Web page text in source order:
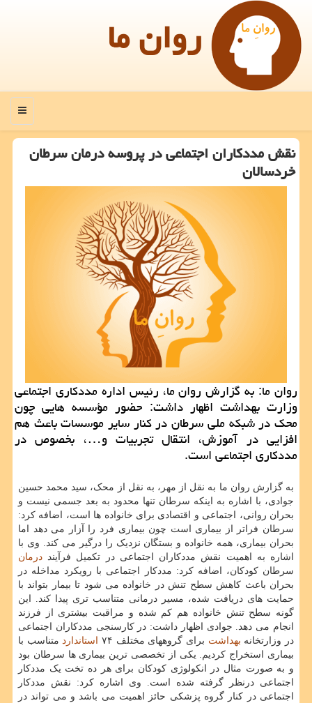
روان ما
منو
نقش مددکاران اجتماعی در پروسه درمان سرطان
خردسالان
روان ما: به گزارش روان ما، رئیس اداره مددکاری اجتماعی
وزارت بهداشت اظهار داشت: حضور مؤسسه هایی چون
محک در شبکه ملی سرطان در کنار سایر موسسات باعث هم
افزایی در آموزش، انتقال تجربیات و…، بخصوص در
مددکاری اجتماعی است.
به گزارش روان ما به نقل از مهر، به نقل از محک، سید محمد حسین
جوادی، با اشاره به اینکه سرطان تنها محدود به بعد جسمی نیست و
بحران روانی، اجتماعی و اقتصادی برای خانواده ها است، اضافه کرد:
سرطان فراتر از بیماری است چون بیماری فرد را آزار می دهد اما
بحران بیماری، همه خانواده و بستگان نزدیک را درگیر می کند. وی با
اشاره به اهمیت نقش مددکاران اجتماعی در تکمیل فرآیند درمان
سرطان کودکان، اضافه کرد: مددکار اجتماعی با رویکرد مداخله در
بحران باعث کاهش سطح تنش در خانواده می شود تا بیمار بتواند با
حمایت های دریافت شده، مسیر درمانی متناسب تری پیدا کند. این
گونه سطح تنش خانواده هم کم شده و مراقبت بیشتری از فرزند
انجام می دهد. جوادی اظهار داشت: در کارسنجی مددکاران اجتماعی
در وزارتخانه بهداشت برای گروههای مختلف ۷۴ استانداردمتناسب با
بیماری استخراج کردیم. یکی از تخصصی ترین بیماری ها سرطان بود
و به صورت مثال در انکولوژی کودکان برای هر ده تخت یک مددکار
اجتماعی درنظر گرفته شده است. وی اشاره کرد: نقش مددکار
اجتماعی در کنار گروه پزشکی حائز اهمیت می باشد و می تواند در